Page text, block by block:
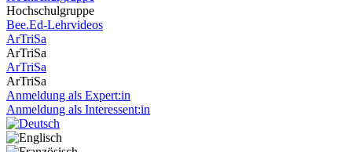
Hochschulgruppe
Bee.Ed-Lehrvideos
ArTriSa
ArTriSa
ArTriSa
ArTriSa
Anmeldung als Expert:in
Anmeldung als Interessent:in